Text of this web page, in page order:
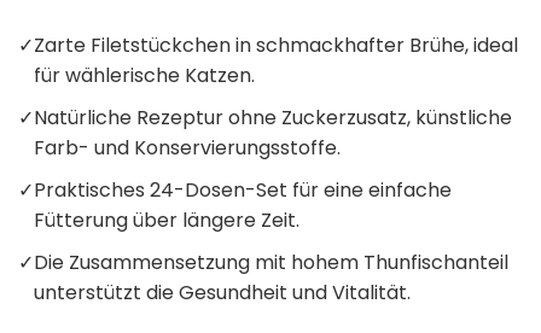
✓Zarte Filetstückchen in schmackhafter Brühe, ideal
für wählerische Katzen.
✓Natürliche Rezeptur ohne Zuckerzusatz, künstliche
Farb- und Konservierungsstoffe.
✓Praktisches 24-Dosen-Set für eine einfache
Fütterung über längere Zeit.
✓Die Zusammensetzung mit hohem Thunfischanteil
unterstützt die Gesundheit und Vitalität.